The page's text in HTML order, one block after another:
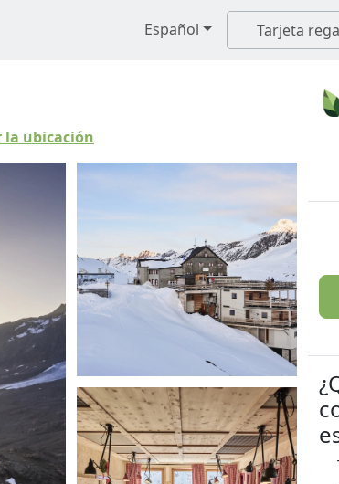
Español Tarjeta
la ubicación